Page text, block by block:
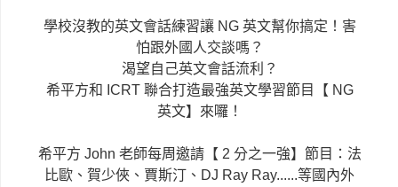
學校沒教的英文會話練習讓 NG 英文幫你搞定！害
怕跟外國人交談嗎？
渴望自己英文會話流利？
希平方和 ICRT 聯合打造最強英文學習節目【 NG
英文】來囉！
希平方 John 老師每周邀請【 2 分之一強】節目：法
比歐、賀少俠、賈斯汀、DJ Ray Ray......等國內外